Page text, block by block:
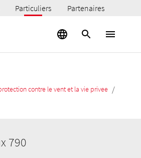
Particuliers Partenaires
contre le vent et la vie privee /
790